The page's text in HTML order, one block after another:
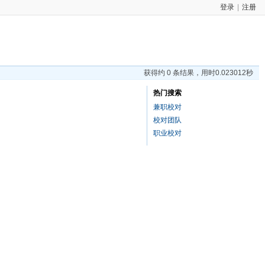
登录 注册
获得约 0 条结果，用时0.023012秒
热门搜索
兼职校对
校对团队
职业校对